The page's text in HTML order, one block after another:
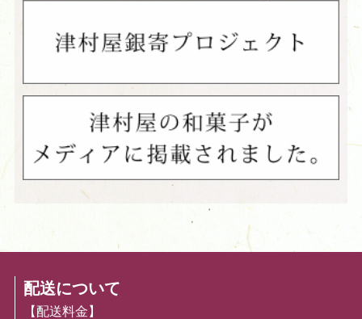
配送について
【配送料金】